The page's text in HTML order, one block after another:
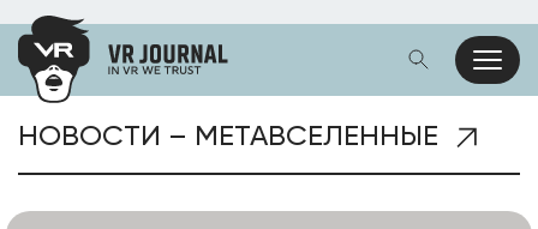
НОВОСТИ – МЕТАВСЕЛЕННЫЕ